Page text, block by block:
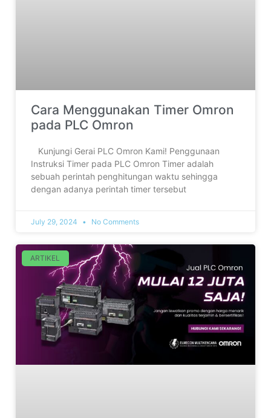
Cara Menggunakan Timer Omron
pada PLC Omron
‎ ‎Kunjungi Gerai PLC Omron Kami! Penggunaan
Instruksi Timer pada PLC Omron Timer adalah
sebuah perintah penghitungan waktu sehingga
dengan adanya perintah timer tersebut
July 29, 2024 No Comments
ARTIKEL